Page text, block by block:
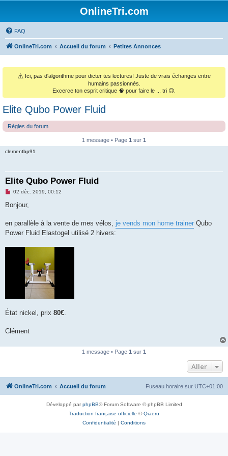
OnlineTri.com
FAQ
OnlineTri.com Accueil du forum Petites Annonces
⚠️ Ici, pas d'algorithme pour dicter tes lectures! Juste de vrais échanges entre
humains passionnés.
Excerce ton esprit critique 🧠 pour faire le ... tri 😉.
Elite Qubo Power Fluid
Règles du forum
1 message • Page 1 sur 1
clementbp91
Elite Qubo Power Fluid
M
s
g
n
n
02 déc. 2019, 00:12
Bonjour,
en parallèle à la vente de mes vélos, je vends mon home trainer Qubo
Power Fluid Elastogel utilisé 2 hivers:
État nickel, prix 80€
Clément
1 message • Page 1 sur 1
Aller
OnlineTri.com Accueil du forum Fuseau horaire sur UTC+01:00
Développé parphpBB® Forum Software © phpBB Limited
Traduction française officielle ©Qiaeru
Confidentialité | Conditions